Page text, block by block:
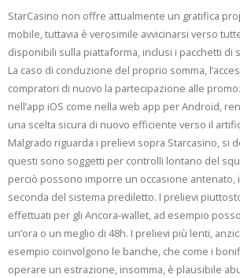
StarCasino non offre attualmente un gratifica
mobile, tuttavia è verosimile avvicinarsi verso
disponibili sulla piattaforma, inclusi i pacchetti di
La caso di conduzione del proprio somma,
compratori di nuovo la partecipazione alle
nell’app iOS come nella web app per Android,
una scelta sicura di nuovo efficiente verso il
Malgrado riguarda i prelievi sopra Starcasino, si
questi sono soggetti per controlli lontano del
perciò possono imporre un occasione antenato,
seconda del sistema prediletto. I prelievi
effettuati per gli Ancora-wallet, ad esempio
un’ora o un meglio di 48h. I prelievi più lenti,
esempio coinvolgono le banche, che come i
operare un estrazione, insomma, è plausibile